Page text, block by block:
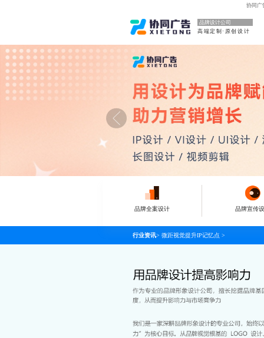
协同广
品牌设计公司
高端定制·原创设计
品牌全案设计 品牌宣传
行业资讯> 微距视觉提升IP记忆点 >